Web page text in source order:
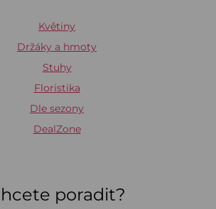
Květiny
Držáky a hmoty
Stuhy
Floristika
Dle sezony
DealZone
poradit?